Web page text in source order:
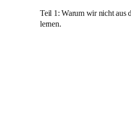
Teil 1: Warum wir nicht aus
lernen.